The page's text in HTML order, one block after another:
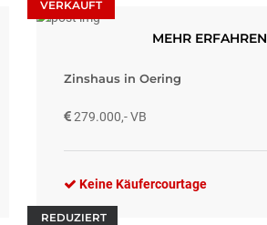
VERKAUFT
MEHR ERFAHREN
Zinshaus in Oering
279.000,- VB
Keine Käufercourtage
REDUZIERT